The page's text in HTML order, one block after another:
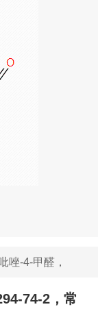
唑-4-甲醛，
74-2，常